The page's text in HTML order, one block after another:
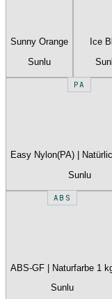
Sunny Orange
Sunlu
Ice
PA
Easy Nylon(PA) |
Sunlu
ABS
ABS-GF | Naturfarbe 1
Sunlu